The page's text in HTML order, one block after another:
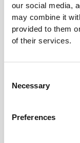
our social media,
may combine it
provided to them
of their services.
Selection
Necessary
Preferences
Υαλουρονικό Οξύ